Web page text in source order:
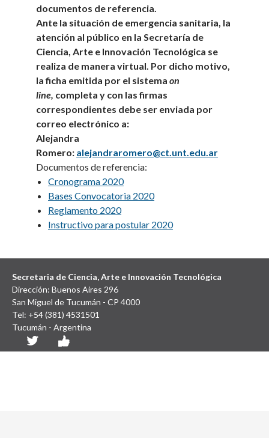
documentos de referencia.
Ante la situación de emergencia sanitaria, la
atención al público en la Secretaría de
Ciencia, Arte e Innovación Tecnológica se
realiza de manera virtual. Por dicho motivo,
la ficha emitida por el sistemaon
line, completa y con las firmas
correspondientes debe ser enviada por
correo electrónico a:
Alejandra
Romero: alejandraromero@ct.unt.edu.ar
Documentos de referencia:
Cronograma 2020
Bases Convocatoria 2020
Reglamento 2020
Instructivo para postular 2020
Secretaria de Ciencia, Arte e Innovación Tecnológica
Dirección: Buenos Aires 296
San Miguel de Tucumán - CP 4000
Tel: +54 (381) 4531501
Tucumán - Argentina